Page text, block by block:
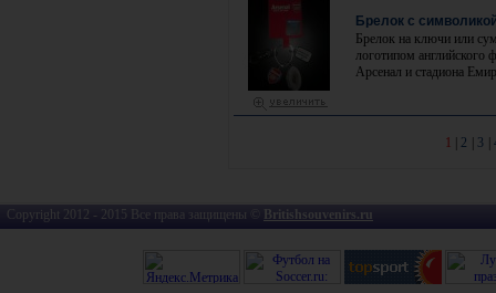
Брелок с
Брелок на ключи или
логотипом английского
Арсенал и стадиона
1 2 3
Copyright 2012 - 2015 Все права защищены © Britishsouvenirs.ru